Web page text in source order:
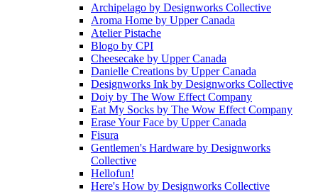
Archipelago by Designworks Collective
Aroma Home by Upper Canada
Atelier Pistache
Blogo by CPI
Cheesecake by Upper Canada
Danielle Creations by Upper Canada
Designworks Ink by Designworks Collective
Doiy by The Wow Effect Company
Eat My Socks by The Wow Effect Company
Erase Your Face by Upper Canada
Fisura
Gentlemen's Hardware by Designworks
Collective
Hellofun!
Here's How by Designworks Collective